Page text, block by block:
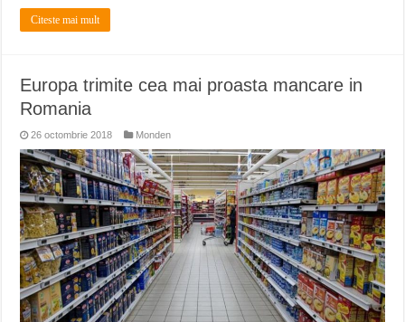
Citeste mai mult
Europa trimite cea mai proasta mancare in
Romania
26 octombrie 2018 Monden